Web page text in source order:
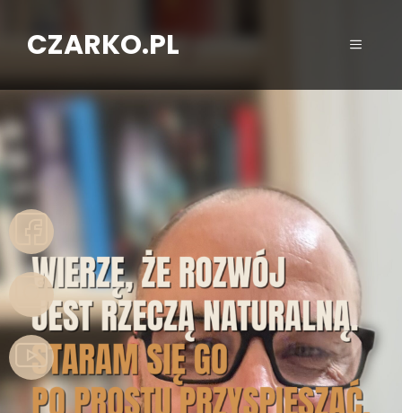
CZARKO.PL